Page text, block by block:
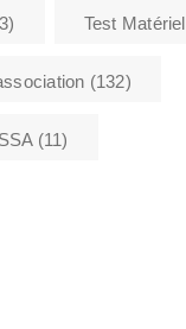
Test Matériel
(132)
(11)